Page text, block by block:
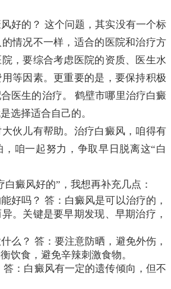
好的？ 这个问题，其实没有一个标
情况不一样，适合的医院和治疗方
，要综合考虑医院的资质、医生水
等因素。更重要的是，要保持积极
医生的治疗。 鹤壁市哪里治疗白癜
选择适合自己的。
伙儿有帮助。治疗白癜风，咱得有
咱一起努力，争取早日脱离这“白
白癜风好的”，我想再补充几点：
好吗？ 答：白癜风是可以治疗的，
。关键是要早期发现、早期治疗，
么？ 答：要注意防晒，避免外伤，
饮食，避免辛辣刺激食物。
答：白癜风有一定的遗传倾向，但不